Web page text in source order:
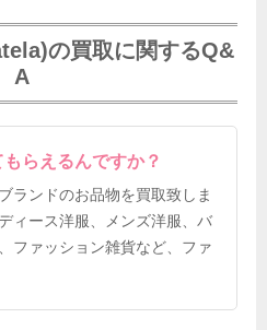
の買取に関するQ&
A
らえるんですか？
ランドのお品物を買取致しま
ィース洋服、メンズ洋服、バ
ファッション雑貨など、ファ